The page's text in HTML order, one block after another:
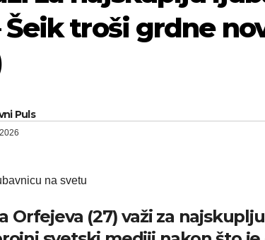
Šeik troši grdne
Puls
Orfejeva (27) važi za